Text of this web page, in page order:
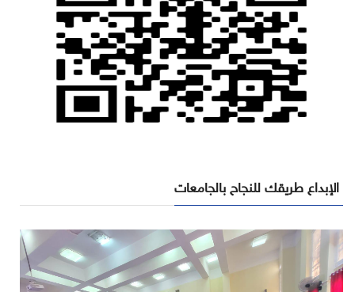
الإبداع طريقك للنجاح بالجامعات